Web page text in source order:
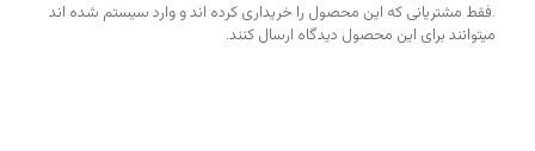
.فقط مشتریانی که این محصول را خریداری کرده اند و وارد سیستم شده اند
میتوانند برای این محصول دیدگاه ارسال کنند.